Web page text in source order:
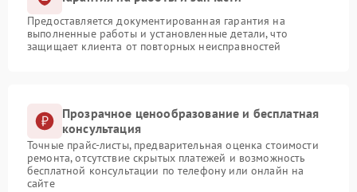
Предоставляется документированная гарантия на
выполненные работы и установленные детали, что
защищает клиента от повторных неисправностей
Прозрачное ценообразование и бесплатная
консультация
Точные прайс-листы, предварительная оценка стоимости
ремонта, отсутствие скрытых платежей и возможность
бесплатной консультации по телефону или онлайн на
сайте